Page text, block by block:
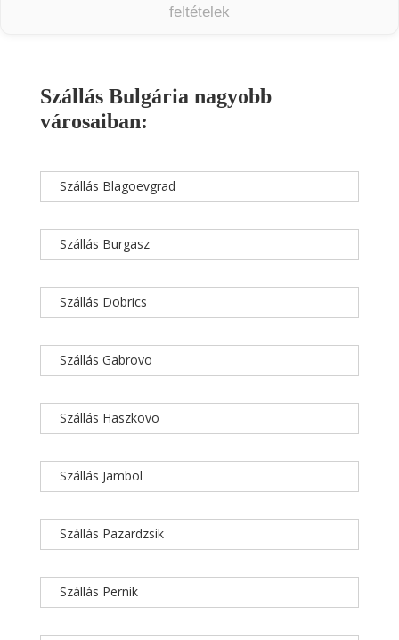
feltételek
Szállás Bulgária nagyobb
városaiban:
Szállás Blagoevgrad
Szállás Burgasz
Szállás Dobrics
Szállás Gabrovo
Szállás Haszkovo
Szállás Jambol
Szállás Pazardzsik
Szállás Pernik